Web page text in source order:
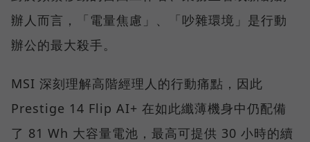
辦人而言，「電量焦慮」、「吵雜環境」是行動
辦公的最大殺手。
MSI 深刻理解高階經理人的行動痛點，因此
Prestige 14 Flip AI+ 在如此纖薄機身中仍配備
了 81 Wh 大容量電池，最高可提供 30 小時的續